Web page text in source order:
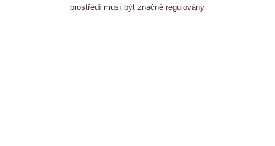
prostředí musí být značně regulovány